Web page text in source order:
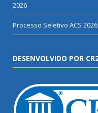
2026
Processo Seletivo ACS 2026
DESENVOLVIDO POR